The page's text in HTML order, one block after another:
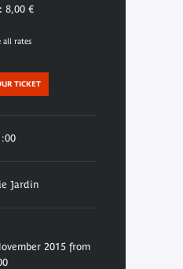
8,00 €
all rates
TICKET
Jardin
2015 from